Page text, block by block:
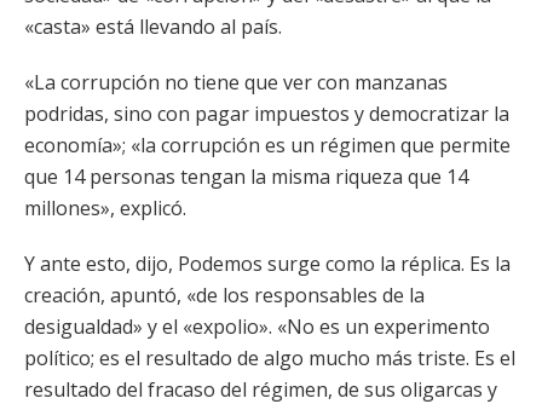
«casta» está llevando al país.
«La corrupción no tiene que ver con manzanas
podridas, sino con pagar impuestos y democratizar la
economía»; «la corrupción es un régimen que permite
que 14 personas tengan la misma riqueza que 14
millones», explicó.
Y ante esto, dijo, Podemos surge como la réplica. Es la
creación, apuntó, «de los responsables de la
desigualdad» y el «expolio». «No es un experimento
político; es el resultado de algo mucho más triste. Es el
resultado del fracaso del régimen, de sus oligarcas y